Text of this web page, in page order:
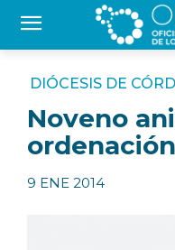
DIÓCESIS DE
Noveno
9 ENE 2014